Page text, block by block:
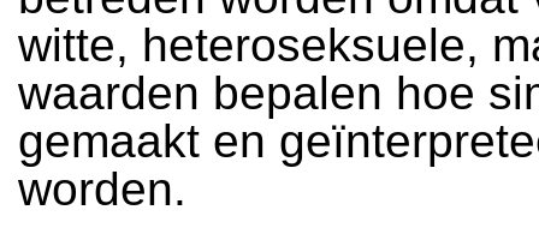
witte, heteroseksuele,
waarden bepalen hoe
gemaakt en
worden.